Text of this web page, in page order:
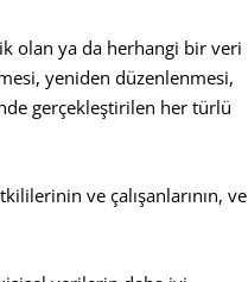
olan ya da herhangi bir veri
yeniden düzenlenmesi,
gerçekleştirilen her türlü
ve çalışanlarının, ve